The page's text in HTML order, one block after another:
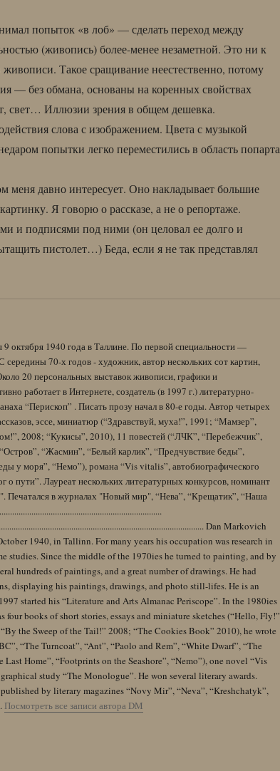
попыток «в лоб» — сделать переход между
(живопись) более-менее незаметной. Это ни к
Такое сращивание неестественно, потому
— без обмана, основаны на коренных свойствах
свет… Иллюзии зрения в общем дешевка.
слова с изображением. Цвета с музыкой
попытки легко переместились в область попарта
меня давно интересует. Оно накладывает большие
Я говорю о рассказе, а не о репортаже.
и подписями под ними (он целовал ее долго и
пистолет…) Беда, если я не так представлял
октября 1940 года в Таллине. По первой специальности —
середины 70-х годов - художник, автор нескольких сот картин,
20 персональных выставок живописи, графики и
работает в Интернете, создатель (в 1997 г.) литературно-
“Перископ” . Писать прозу начал в 80-е годы. Автор четырех
эссе, миниатюр (“Здравствуй, муха!”, 1991; “Мамзер”,
2008; “Кукисы”, 2010), 11 повестей (“ЛЧК”, “Перебежчик”,
“Жасмин”, “Белый карлик”, “Предчувствие беды”,
у моря”, “Немо”), романа “Vis vitalis”, автобиографического
о пути”. Лауреат нескольких литературных конкурсов, номинант
Печатался в журналах "Новый мир", “Нева”, “Крещатик”, “Наша
Dan Markovich
1940, in Tallinn. For many years his occupation was research in
studies. Since the middle of the 1970ies he turned to painting, and by
hundreds of paintings, and a great number of drawings. He had
displaying his paintings, drawings, and photo still-lifes. He is an
started his “Literature and Arts Almanac Periscope”. In the 1980ies
four books of short stories, essays and miniature sketches (“Hello, Fly!”
the Sweep of the Tail!” 2008; “The Cookies Book” 2010), he wrote
“The Turncoat”, “Ant”, “Paolo and Rem”, “White Dwarf”, “The
Last Home”, “Footprints on the Seashore”, “Nemo”), one novel “Vis
study “The Monologue”. He won several literary awards.
by literary magazines “Novy Mir”, “Neva”, “Kreshchatyk”,
Посмотреть все записи автора DM